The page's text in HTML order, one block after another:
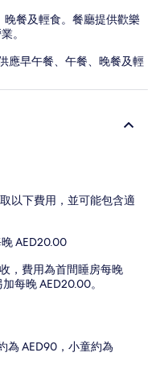
餐及輕食。餐廳提供歡樂
。
應早午餐、午餐、晚餐及輕
以下費用，並可能包含適
AED20.00
，費用為首間睡房每晚
每晚 AED20.00。
為 AED90，小童約為